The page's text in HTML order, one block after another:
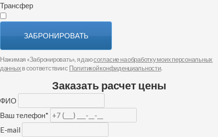
Трансфер
ЗАБРОНИРОВАТЬ
Нажимая «Забронировать», я даюсогласие на обработку моих персональных
данныхв соответствии с Политикой конфиденциальности.
Заказать расчет цены
ФИО
Ваш телефон*
E-mail